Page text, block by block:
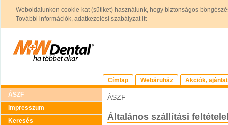
Weboldalunkon cookie-kat (sütiket) használunk, hogy biztonságos
További információk, adatkezelési szabályzat itt
Címlap Webáruház
Akciók,
ÁSZF
Impresszum
Keresés
ÁSZF
Általános szállítási